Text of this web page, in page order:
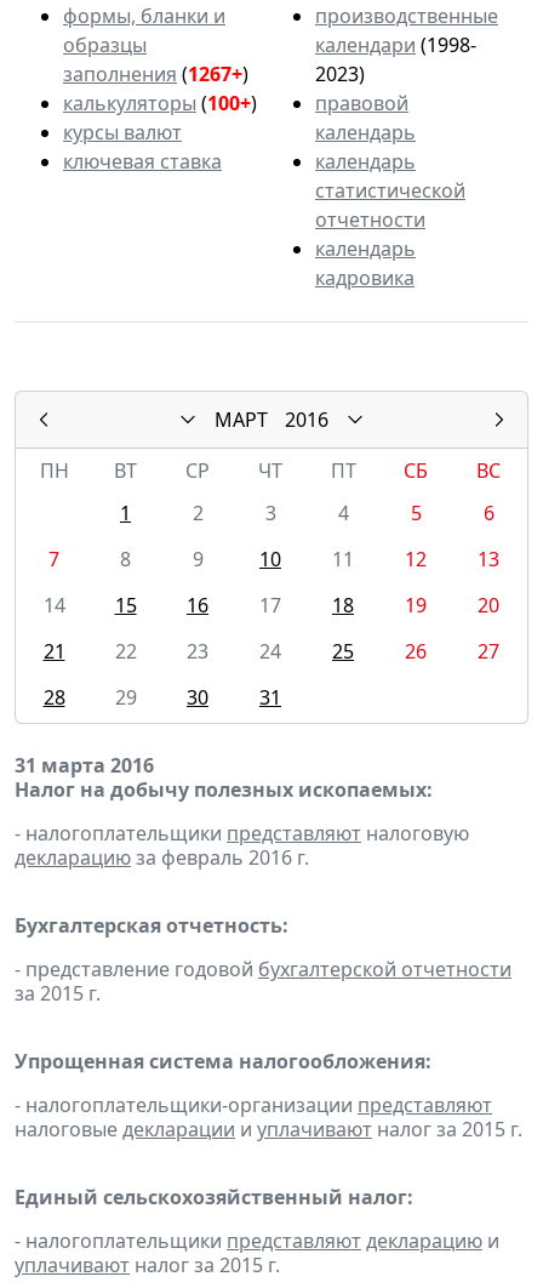
формы, бланки и
образцы
заполнения (1267+)
калькуляторы (100+)
курсы валют
ключевая ставка
производственные
календари (1998-
2023)
правовой
календарь
календарь
статистической
отчетности
календарь
кадровика
МАРТ
2016
ПН
ВТ СР ЧТ ПТ СБ
ВС
1
2 3 4 5
6
7
8 9 10 11 12
13
14
15 16 17 18 19
20
21
22 23 24 25 26
27
28
29 30 31
31 марта 2016
Налог на добычу полезных ископаемых:
- налогоплательщики представляют налоговую
декларациюза февраль 2016 г.
Бухгалтерская отчетность:
- представление годовой бухгалтерской отчетности
за 2015 г.
Упрощенная система налогообложения:
- налогоплательщики-организации представляют
налоговыедекларации и уплачивают налог за 2015 г.
Единый сельскохозяйственный налог:
- налогоплательщики представляютдекларацию и
уплачивают налог за 2015 г.